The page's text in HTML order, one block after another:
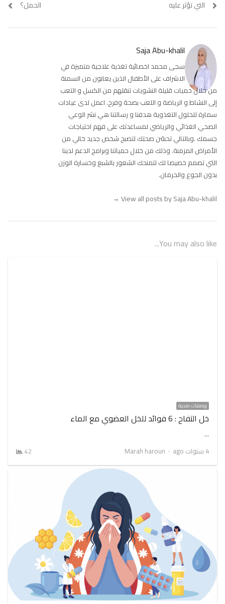
post:
التي تؤثر عليه
الحمل؟
Saja Abu-khalil
سجى محمد اخصائية تغذية علاجية متميزة في
الاشراف على الأطفال الذين يعانون من السمنة
من خلال حميات قليلة النشويات تنقلهم من الكسل و التعب
إلى النشاط و الرياضة و اللعب بصحة وفرح. اعمل لدى عيادات
سمارة للحلول التغذوية هدفنا و رسالتنا هي نشر الوعي
الصحي الغذائي والرياضي لمساعدتك على فهم احتياجات
جسمك .وبالتالي تحسّن صحتك لتصبح شخص جديد خالي من
الأمراض المزمنة. وذلك من خلال حمياتنا وبرامج الدعم لدينا
التي تصمم خصيصا لك لتمنحك الشعور بالشبع وخسارة الوزن
بدون الجوع والحرمان.
View all posts by Saja Abu-khalil
→
You may also like...
وصفات صحية
خل التفاح : 6 فوائد للخل العضوي مع الماء
…
4 سنوات ago
Author
Marah haroun
42